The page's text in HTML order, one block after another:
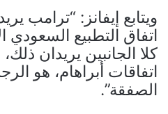
ويتابع إيفانز: “ترامب
اتفاق التطبيع السعودي
كلا الجانبين يريدان
اتفاقات أبراهام، هو
الصفقة”.